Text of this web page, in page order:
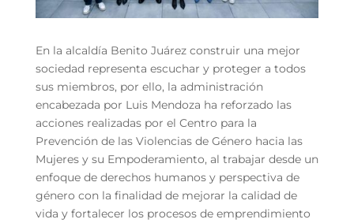
En la alcaldía Benito Juárez construir una mejor
sociedad representa escuchar y proteger a todos
sus miembros, por ello, la administración
encabezada por Luis Mendoza ha reforzado las
acciones realizadas por el Centro para la
Prevención de las Violencias de Género hacia las
Mujeres y su Empoderamiento, al trabajar desde un
enfoque de derechos humanos y perspectiva de
género con la finalidad de mejorar la calidad de
vida y fortalecer los procesos de emprendimiento